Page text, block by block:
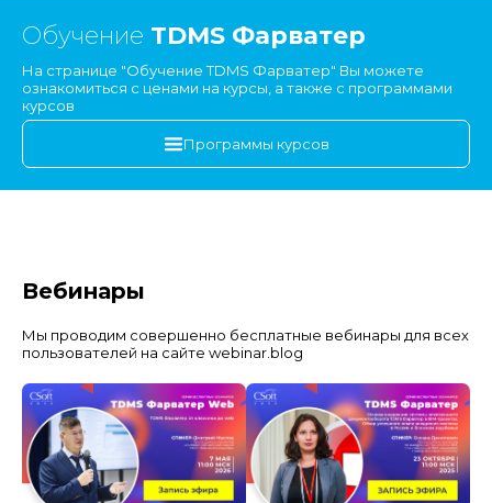
Обучение TDMS Фарватер
На странице "Обучение TDMS Фарватер" Вы можете
ознакомиться с ценами на курсы, а также с программами
курсов
Программы курсов
Вебинары
Мы проводим совершенно бесплатные вебинары для всех
пользователей на сайте webinar.blog